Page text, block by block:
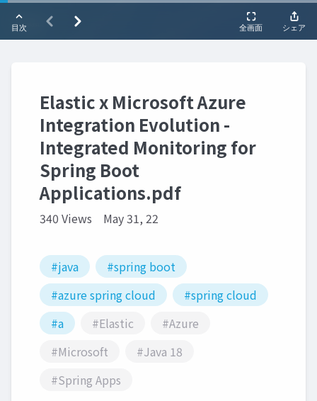
Elastic x Microsoft Azure
Integration Evolution -
Integrated Monitoring for
Spring Boot
Applications.pdf
340 Views May 31, 22
#java
#spring boot
#azure spring cloud
#spring cloud
#a
#Elastic
#Azure
#Microsoft
#Java 18
#Spring Apps